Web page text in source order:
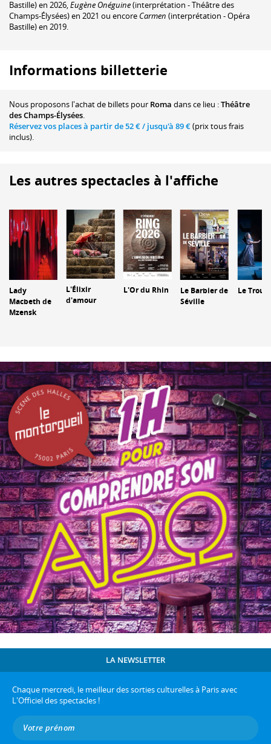
Bastille) en 2026,Eugène Onéguine(interprétation - Théâtre des
Champs-Élysées) en 2021 ou encore Carmen (interprétation - Opéra
Bastille) en 2019.
Informations billetterie
Nous proposons l'achat de billets pour Roma dans ce lieu :Théâtre
des Champs-Élysées.
Réservez vos places à partir de52 €/ jusqu'à 89 €(prix tous frais
inclus).
Les autres spectacles à l'affiche
Lady
Macbeth de
Mzensk
L'Élixir
d'amour
L'Or du Rhin
Le Barbier de
Séville
Le
LA NEWSLETTER
Chaque mercredi, le meilleur des sorties culturelles à Paris avec
L'Officiel des spectacles !